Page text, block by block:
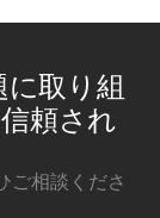
取り組
頼され
ご相談くださ